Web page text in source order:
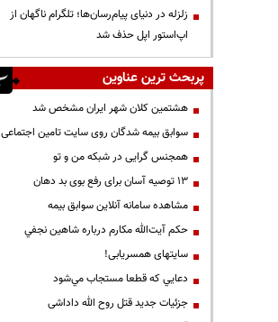
زلزله در دنیای پیام‌رسان‌ها؛ تلگرام ناگهان از
اپ‌استور اپل حذف شد
پربحث ترین عناوین
هشتمین کلان شهر ایران مشخص شد
سوابق بیمه شدگان روی سایت تامین اجتماعی
همجنس گرایی در شبکه من و تو
13 توصیه آسان برای رفع بوی بد دهان
مشاهده سامانه آنلاين سوابق بیمه
حكم آيت‌الله مكارم درباره شاهين نجفي
سایتهای همسریابی!
دعايي كه قطعا مستجاب مي‌شود
جزئیات جدید قتل روح الله داداشی